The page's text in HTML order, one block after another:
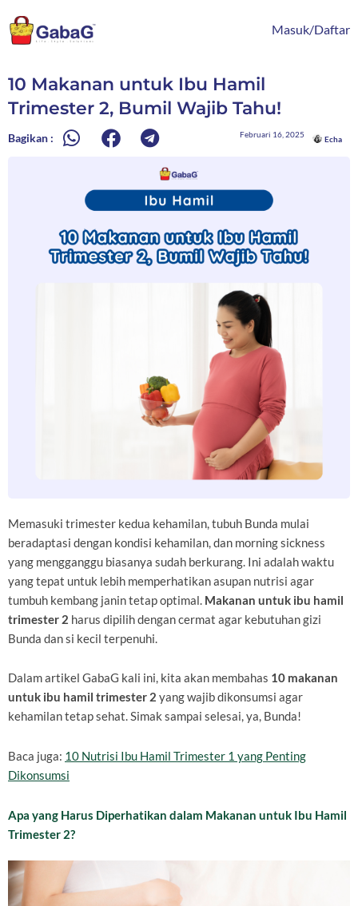
ke
konten
Masuk/Daftar
10 Makanan untuk Ibu Hamil
Trimester 2, Bumil Wajib Tahu!
Bagikan : Februari 16, 2025
Echa
Memasuki trimester kedua kehamilan, tubuh Bunda mulai
beradaptasi dengan kondisi kehamilan, dan morning sickness
yang mengganggu biasanya sudah berkurang. Ini adalah waktu
yang tepat untuk lebih memperhatikan asupan nutrisi agar
tumbuh kembang janin tetap optimal. Makanan untuk ibu hamil
trimester 2 harus dipilih dengan cermat agar kebutuhan gizi
Bunda dan si kecil terpenuhi.
Dalam artikel GabaG kali ini, kita akan membahas 10 makanan
untuk ibu hamil trimester 2 yang wajib dikonsumsi agar
kehamilan tetap sehat. Simak sampai selesai, ya, Bunda!
Baca juga: 10 Nutrisi Ibu Hamil Trimester 1 yang Penting
Dikonsumsi
Apa yang Harus Diperhatikan dalam Makanan untuk Ibu Hamil
Trimester 2?